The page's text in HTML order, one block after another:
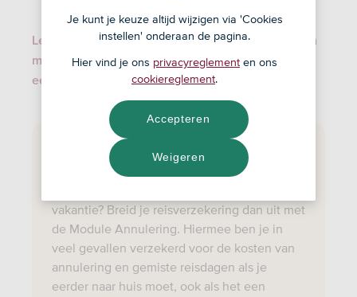
Lees waarom het toch slim is om medische kosten
mee te verzekeren op je reisverzekering als je al
een zorgverzekering hebt
Annulering
vakantie? Breid je reisverzekering dan uit met
de Module Annulering. Hiermee ben je in
veel gevallen verzekerd voor de kosten van
annulering en gemiste reisdagen als je
eerder naar huis moet, ook als het een
Je kunt je keuze altijd wijzigen via 'Cookies
instellen' onderaan de pagina.
Hier vind je ons privacyreglement en ons
cookiereglement.
Weigeren
Accepteren